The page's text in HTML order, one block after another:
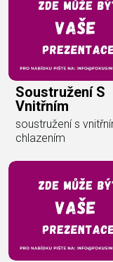
Soustružení S
Vnitřním
soustružení s
chlazením